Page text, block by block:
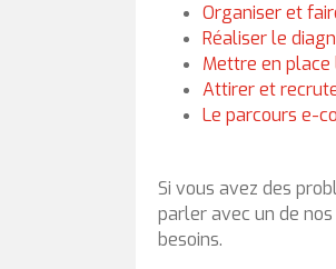
Organiser et
Réaliser le
Mettre en
Attirer et
Le parcours e-
Si vous avez des
parler avec un de
besoins.